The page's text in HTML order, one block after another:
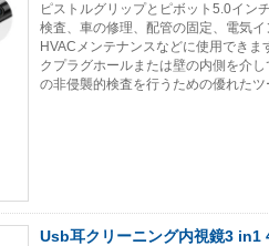
ピストルグリップとピボット5.0イン
検査、車の修理、配管の固定、電気
HVACメンテナンスなどに使用でき
クプラグホールまたは壁の内側を介
の非侵襲的検査を行うための優れた
Usb耳クリーニング内視鏡3 in1